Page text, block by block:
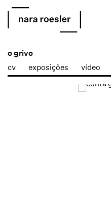
o grivo
cv
exposições vídeo
Open a larger version of the